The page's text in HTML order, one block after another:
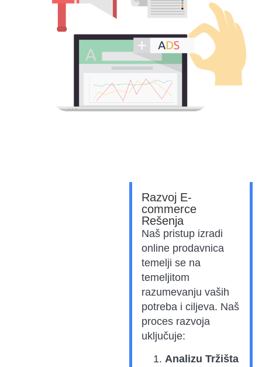
Razvoj E-
commerce
Rešenja
Naš pristup izradi
online prodavnica
temelji se na
temeljitom
razumevanju vaših
potreba i ciljeva. Naš
proces razvoja
uključuje:
Analizu Tržišta